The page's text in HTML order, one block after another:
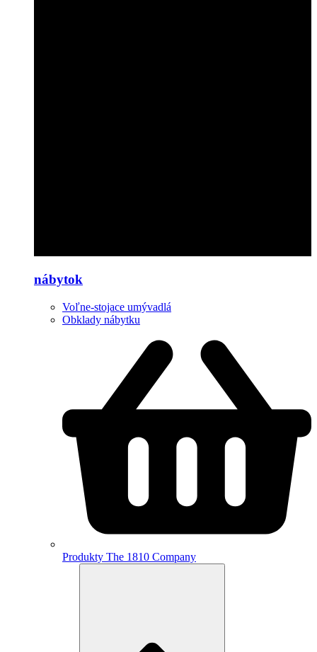
nábytok
Voľne-stojace umývadlá
Obklady nábytku
Produkty The 1810 Company